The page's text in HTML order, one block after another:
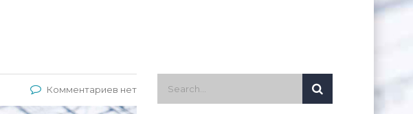
Комментариев нет